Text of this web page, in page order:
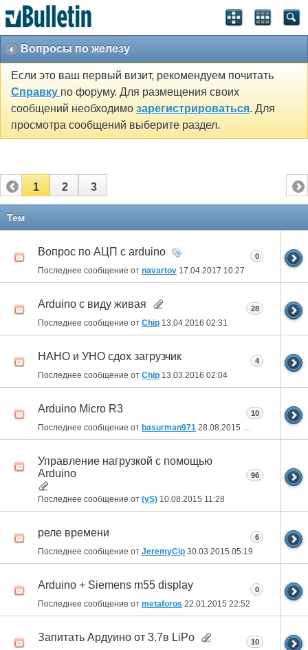
Вопросы по железу
Если это ваш первый визит, рекомендуем почитать
Справку по форуму. Для размещения своих
сообщений необходимо зарегистрироваться. Для
просмотра сообщений выберите раздел.
1 2 3
Тем
Вопрос по АЦП c arduino
Последнее сообщение от navartov 17.04.2017 10:27
0
Arduino с виду живая
Последнее сообщение от Chip 13.04.2016 02:31
28
НАНО и УНО сдох загрузчик
Последнее сообщение от Chip 13.03.2016 02:04
4
Arduino Micro R3
Последнее сообщение от basurman971 28.08.2015
10
Управление нагрузкой с помощью
Arduino
Последнее сообщение от (vS) 10.08.2015 11:28
96
реле времени
Последнее сообщение от JeremyCip 30.03.2015 05:19
6
Arduino + Siemens m55 display
Последнее сообщение от metaforos 22.01.2015 22:52
0
Запитать Ардуино от 3.7в LiPo 10